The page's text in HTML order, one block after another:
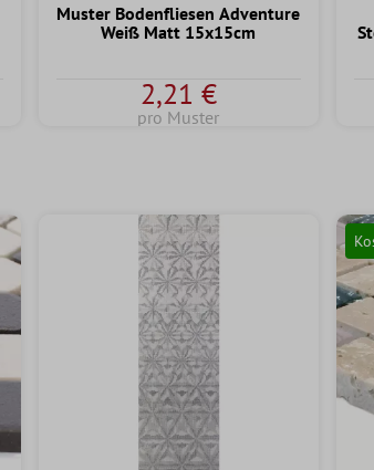
Muster Bodenfliesen Adventure
Weiß Matt 15x15cm
2,21 €
pro Muster